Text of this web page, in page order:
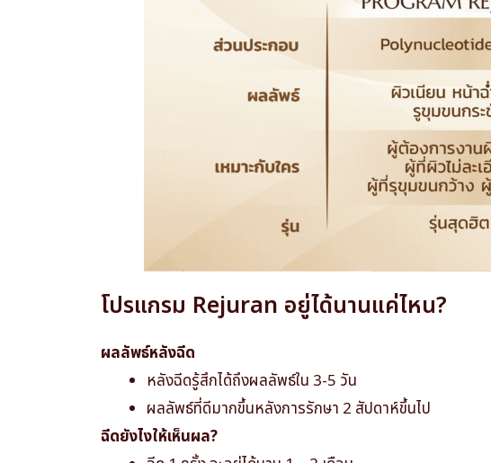
โปรแกรม Rejuran อยู่ได้นานแค่ไหน?
ผลลัพธ์หลังฉีด
หลังฉีดรู้สึกได้ถึงผลลัพธ์ใน 3-5 วัน
ผลลัพธ์ที่ดีมากขึ้นหลังการรักษา 2 สัปดาห์ขึ้นไป
ฉีดยังไงให้เห็นผล?